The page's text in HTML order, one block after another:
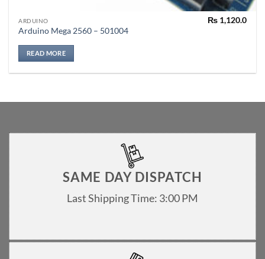
ARDUINO
Arduino Mega 2560 – 501004
₨1,120.0
READ MORE
SAME DAY DISPATCH
Last Shipping Time: 3:00 PM